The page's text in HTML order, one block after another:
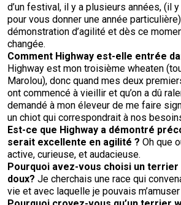
Berger anglais
Berger polonais de plaine
Berger portugais
Puli
Schapendoes néerlandais
Berger Shetland
Chien Ibizan
Lévrier irlandais
Norrbottenspets
Elkhound norvégien
Lundehund norvégien
Otterhound
Terrier tibétain
Xoloitzcuintli (moyen)
Xoloïtzcuintli (standard)
Setter irlandais
Épagneul cocker américain
Épagneul d’eau américain
Épagneul bleu de Picardie
Épagneul breton
Épagneul Clumber
Terrier de Norwich
Terrier du révérend Russell
Terrier chasseur de rat
Terrier Russell
Schnauzer (nain)
Terrier écossais
Caniche (nain)
Carlin
Petit chien russe
Terrier à poil soyeux
Fox terrier miniature
Terrier de Manchester nain
Grand bouvier suisse
Chien du Groenland
Hovawart
Chien d’ours de Carélie
Komondor
Kuvasz
Top Dogs
d’un festival, il y a plusieurs années, (il
pour vous donner une année
démonstration d’agilité et dès ce
changée.
Comment Highway est-elle entrée
Highway est mon troisième wheaten
Marolou), donc quand mes deux
ont commencé à vieillir et qu’on a dû
demandé à mon éleveur de me faire
un chiot qui correspondrait à nos
Est-ce que Highway a démontré
serait excellente en agilité ? Oh que
active, curieuse, et audacieuse.
Pourquoi avez-vous choisi un terrier
doux? Je cherchais une race qui
vie et avec laquelle je pouvais